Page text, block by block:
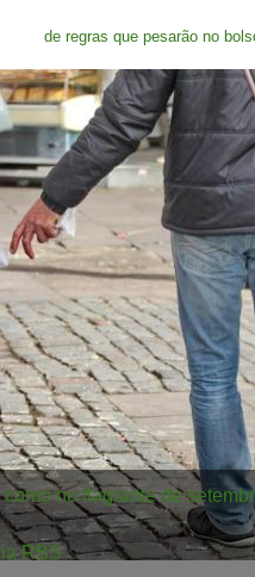
de regras que pesarão no
no flagrante de
RBS